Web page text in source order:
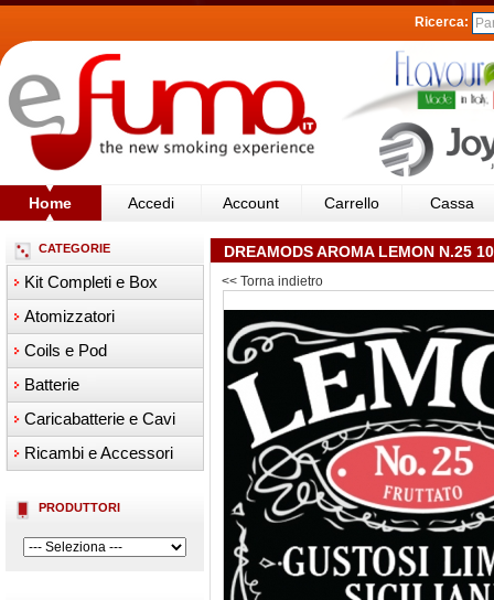
Ricerca:
Home Accedi Account Carrello Cassa
CATEGORIE
Kit Completi e Box
Atomizzatori
Coils e Pod
Batterie
Caricabatterie e Cavi
Ricambi e Accessori
PRODUTTORI
DREAMODS AROMA LEMON N.25
<< Torna indietro